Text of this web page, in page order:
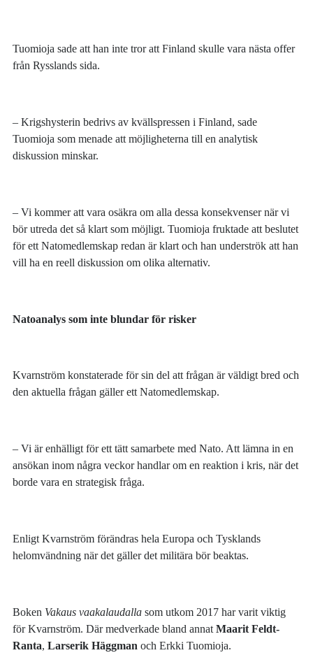
Tuomioja sade att han inte tror att Finland skulle vara nästa offer
från Rysslands sida.
– Krigshysterin bedrivs av kvällspressen i Finland, sade
Tuomioja som menade att möjligheterna till en analytisk
diskussion minskar.
– Vi kommer att vara osäkra om alla dessa konsekvenser när vi
bör utreda det så klart som möjligt. Tuomioja fruktade att beslutet
för ett Natomedlemskap redan är klart och han underströk att han
vill ha en reell diskussion om olika alternativ.
Natoanalys som inte blundar för risker
Kvarnström konstaterade för sin del att frågan är väldigt bred och
den aktuella frågan gäller ett Natomedlemskap.
– Vi är enhälligt för ett tätt samarbete med Nato. Att lämna in en
ansökan inom några veckor handlar om en reaktion i kris, när det
borde vara en strategisk fråga.
Enligt Kvarnström förändras hela Europa och Tysklands
helomvändning när det gäller det militära bör beaktas.
Boken Vakaus vaakalaudalla som utkom 2017 har varit viktig
för Kvarnström. Där medverkade bland annatMaarit Feldt-
Ranta,Larserik Häggmanoch Erkki Tuomioja.